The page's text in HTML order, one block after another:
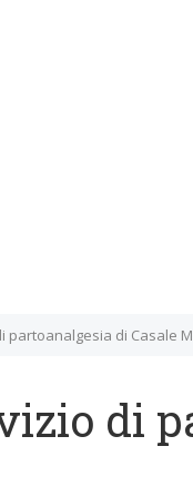
partoanalgesia di Casale
di